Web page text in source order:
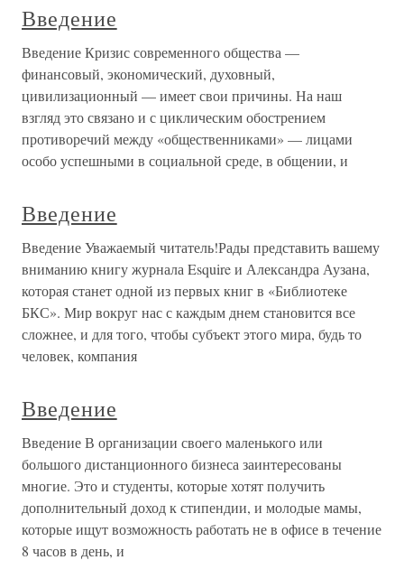
Введение
Введение Кризис современного общества —
финансовый, экономический, духовный,
цивилизационный — имеет свои причины. На наш
взгляд это связано и с циклическим обострением
противоречий между «общественниками» — лицами
особо успешными в социальной среде, в общении, и
Введение
Введение Уважаемый читатель!Рады представить вашему
вниманию книгу журнала Esquire и Александра Аузана,
которая станет одной из первых книг в «Библиотеке
БКС». Мир вокруг нас с каждым днем становится все
сложнее, и для того, чтобы субъект этого мира, будь то
человек, компания
Введение
Введение В организации своего маленького или
большого дистанционного бизнеса заинтересованы
многие. Это и студенты, которые хотят получить
дополнительный доход к стипендии, и молодые мамы,
которые ищут возможность работать не в офисе в течение
8 часов в день, и